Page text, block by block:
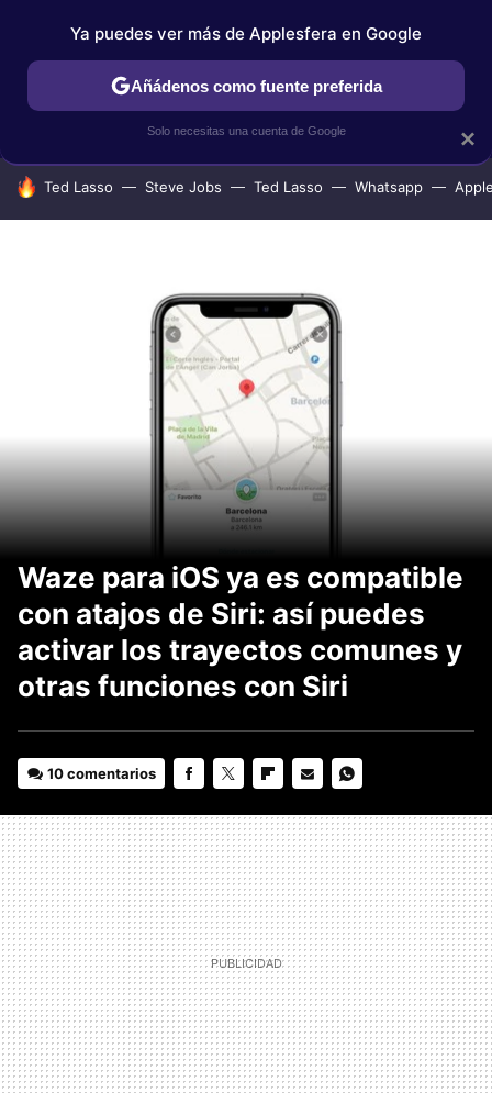
IPHONE TUTORIALES APPLESFERA SELECCIÓN
HOY SE HABLA DE
Ted Lasso Steve Jobs Ted Lasso Whatsapp
Waze para iOS ya es compatible
con atajos de Siri: así puedes
activar los trayectos comunes y
otras funciones con Siri
10 comentarios
MAIL
×
Ya puedes ver más de Applesfera en Google
Añádenos como fuente preferida
Solo necesitas una cuenta de Google